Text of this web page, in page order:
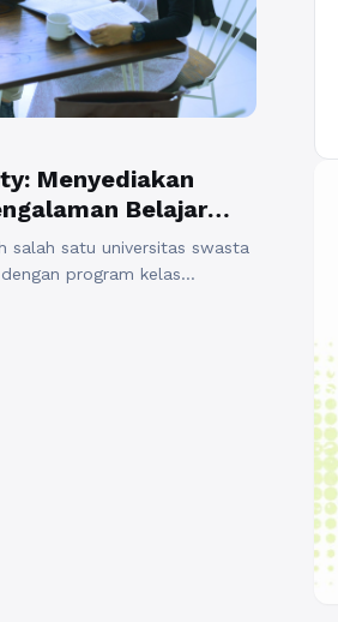
Menyediakan
Belajar
salah satu universitas swasta
program kelas
untuk tetap